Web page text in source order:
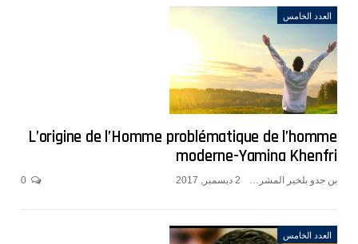
العدد الخامس
L’origine de l’Homme problématique de l’homme
moderne-Yamina Khenfri
2 ديسمبر, 2017
العدد الخامس